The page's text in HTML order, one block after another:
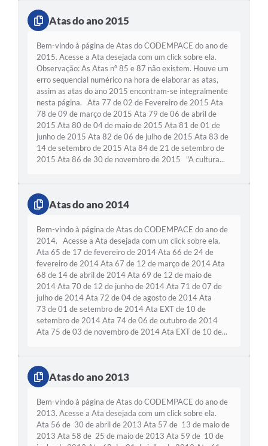
Atas do ano 2015
Bem-vindo à página de Atas do CODEMPACE do ano de
2015. Acesse a Ata desejada com um click sobre ela.
Observação: As Atas nº 85 e 87 não existem. Houve um
erro sequencial numérico na hora de elaborar as atas,
assim as atas do ano 2015 encontram-se integralmente
nesta página. Ata 77 de 02 de Fevereiro de 2015 Ata
78 de 09 de março de 2015 Ata 79 de 06 de abril de
2015 Ata 80 de 04 de maio de 2015 Ata 81 de 01 de
junho de 2015 Ata 82 de 06 de julho de 2015 Ata 83 de
14 de setembro de 2015 Ata 84 de 21 de setembro de
2015 Ata 86 de 30 de novembro de 2015 "A cultura...
Atas do ano 2014
Bem-vindo à página de Atas do CODEMPACE do ano de
2014. Acesse a Ata desejada com um click sobre ela.
Ata 65 de 17 de fevereiro de 2014 Ata 66 de 24 de
fevereiro de 2014 Ata 67 de 12 de março de 2014 Ata
68 de 14 de abril de 2014 Ata 69 de 12 de maio de
2014 Ata 70 de 12 de junho de 2014 Ata 71 de 07 de
julho de 2014 Ata 72 de 04 de agosto de 2014 Ata
73 de 01 de setembro de 2014 Ata EXT de 10 de
setembro de 2014 Ata 74 de 06 de outubro de 2014
Ata 75 de 03 de novembro de 2014 Ata EXT de 10 de...
Atas do ano 2013
Bem-vindo à página de Atas do CODEMPACE do ano de
2013. Acesse a Ata desejada com um click sobre ela.
Ata 56 de 30 de abril de 2013 Ata 57 de 13 de maio de
2013 Ata 58 de 25 de maio de 2013 Ata 59 de 10 de